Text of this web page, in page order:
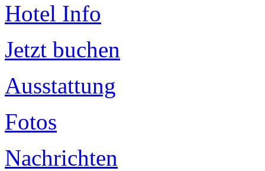
Hotel Info
Jetzt buchen
Ausstattung
Fotos
Nachrichten